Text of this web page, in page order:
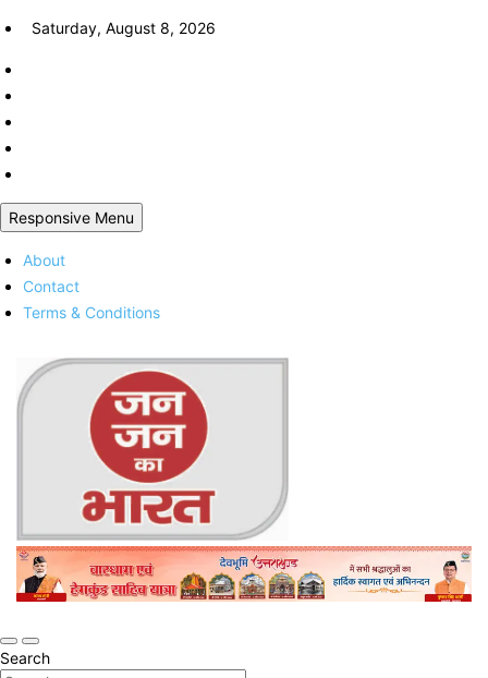
Skip
content
Saturday, August 8, 2026
Responsive Menu
About
Contact
Terms & Conditions
Jan Jan Ka Bharat
Online Trending Hindi News Website
Search